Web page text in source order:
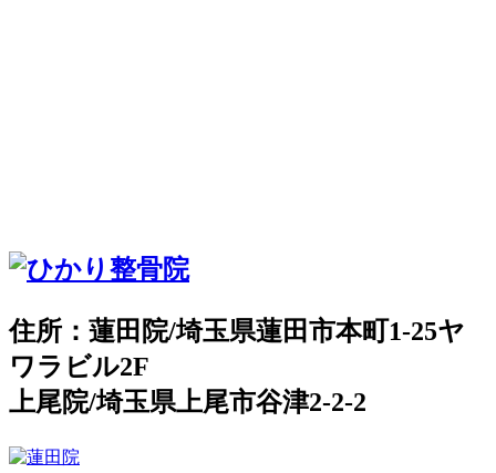
住所：蓮田院/埼玉県蓮田市本町1-25ヤ
ワラビル2F
上尾院/埼玉県上尾市谷津2-2-2